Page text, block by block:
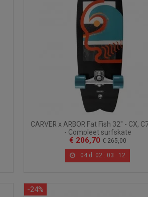
CARVER x ARBOR Fat Fish 32" - CX,
- Compleet surfskate
€ 206,70 € 265,00
04 d. 02 : 03 : 10
-24%